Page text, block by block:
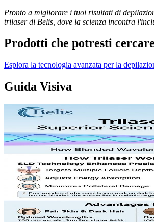
Pronto a migliorare i tuoi risultati di
trilaser di Belis, dove la scienza incontra
Prodotti che potresti
Esplora la tecnologia avanzata per la
Guida Visiva